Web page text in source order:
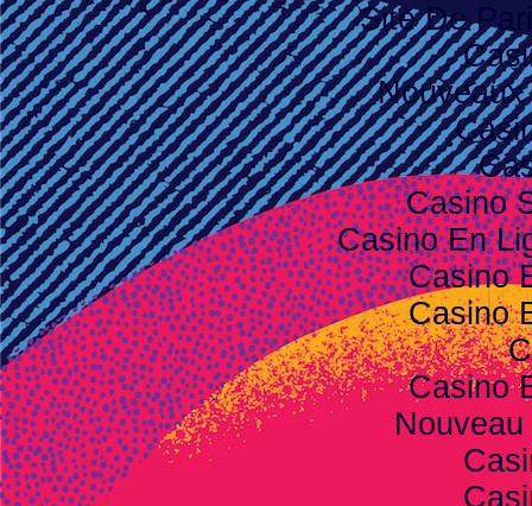
Site De
Casino
Casino En
Casino
Casino
Casino